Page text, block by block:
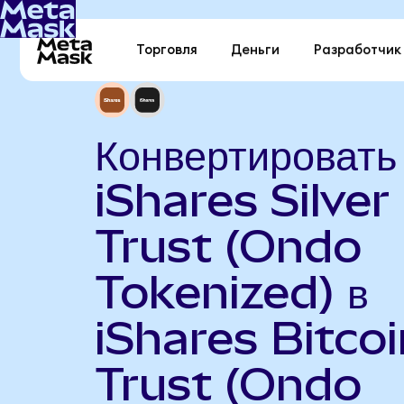
Торговля Деньги Разработчик
Конвертировать
iShares Silver
Trust (Ondo
Tokenized) в
iShares
Trust (Ondo